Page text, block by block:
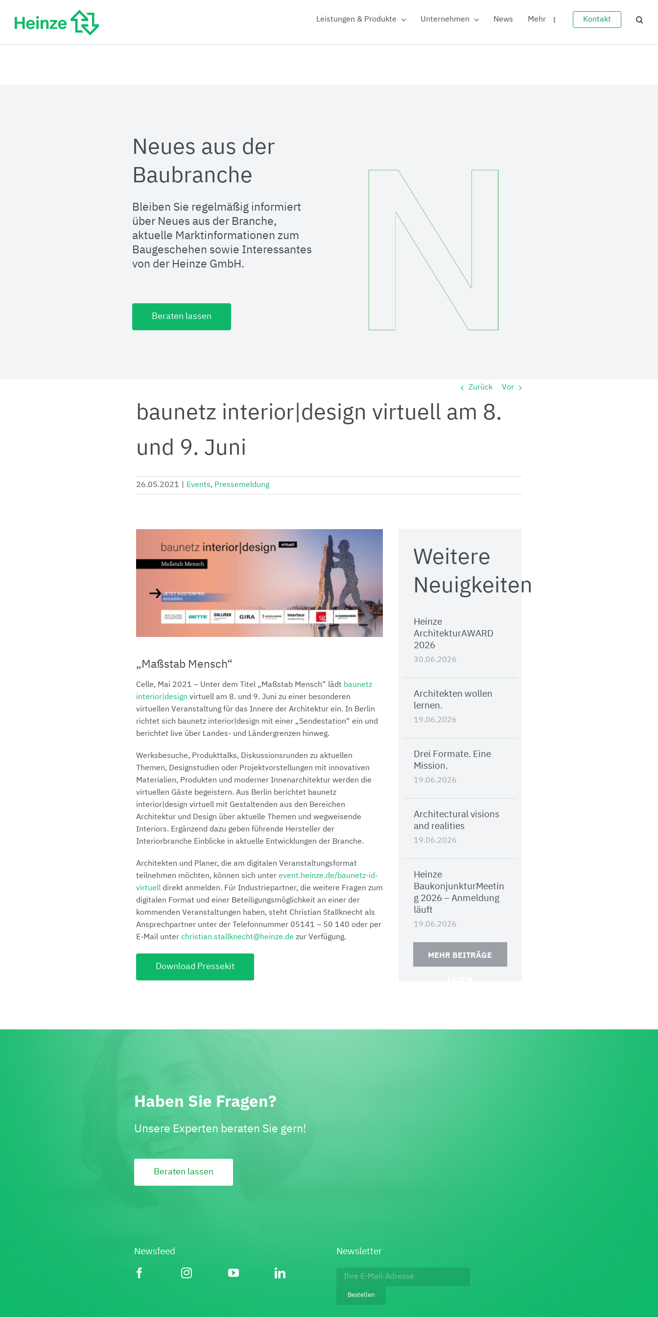
Inhalt
springen
Leistungen & Produkte Unternehmen News Mehr Kontakt
Neues aus der
Baubranche
Bleiben Sie regelmäßig informiert
über Neues aus der Branche,
aktuelle Marktinformationen zum
Baugeschehen sowie Interessantes
von der Heinze GmbH.
Beraten lassen
Zurück Vor
baunetz interior|design virtuell am 8.
und 9. Juni
26.05.2021 Events, Pressemeldung
„Maßstab Mensch“
Celle, Mai 2021 – Unter dem Titel „Maßstab Mensch“ lädt baunetz
interior|design virtuell am 8. und 9. Juni zu einer besonderen
virtuellen Veranstaltung für das Innere der Architektur ein. In Berlin
richtet sich baunetz interior|design mit einer „Sendestation“ ein und
berichtet live über Landes- und Ländergrenzen hinweg.
Werksbesuche, Produkttalks, Diskussionsrunden zu aktuellen
Themen, Designstudien oder Projektvorstellungen mit innovativen
Materialien, Produkten und moderner Innenarchitektur werden die
virtuellen Gäste begeistern. Aus Berlin berichtet baunetz
interior|design virtuell mit Gestaltenden aus den Bereichen
Architektur und Design über aktuelle Themen und wegweisende
Interiors. Ergänzend dazu geben führende Hersteller der
Interiorbranche Einblicke in aktuelle Entwicklungen der Branche.
Architekten und Planer, die am digitalen Veranstaltungsformat
teilnehmen möchten, können sich unterevent.heinze.de/baunetz-id-
virtuell direkt anmelden. Für Industriepartner, die weitere Fragen zum
digitalen Format und einer Beteiligungsmöglichkeit an einer der
kommenden Veranstaltungen haben, steht Christian Stallknecht als
Ansprechpartner unter der Telefonnummer 05141 – 50 140 oder per
E-Mail unterchristian.stallknecht@heinze.de zur Verfügung.
Download Pressekit
Weitere
Neuigkeiten
Heinze
ArchitekturAWARD
2026
30.06.2026
Architekten wollen
lernen.
19.06.2026
Drei Formate. Eine
Mission.
19.06.2026
Architectural visions
and realities
19.06.2026
Heinze
BaukonjunkturMeetin
g 2026 – Anmeldung
läuft
19.06.2026
MEHR BEITRÄGE
Haben Sie Fragen?
Unsere Experten beraten Sie gern!
Beraten lassen
Newsfeed Newsletter
Footer:
bestellen
Bestellen